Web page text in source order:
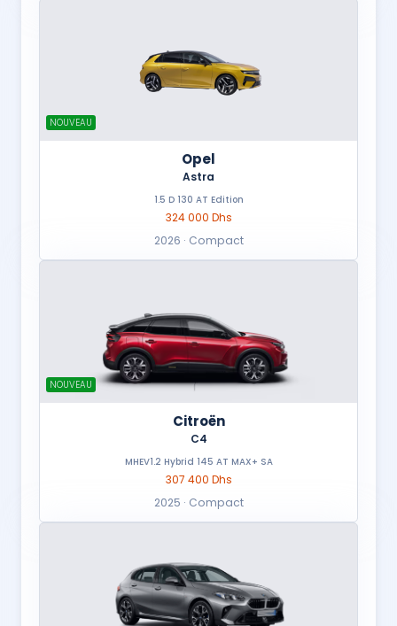
NOUVEAU
Opel
Astra
1.5 D 130 AT Edition
324 000 Dhs
2026 · Compact
NOUVEAU
Citroën
C4
MHEV1.2 Hybrid 145 AT MAX+ SA
307 400 Dhs
2025 · Compact